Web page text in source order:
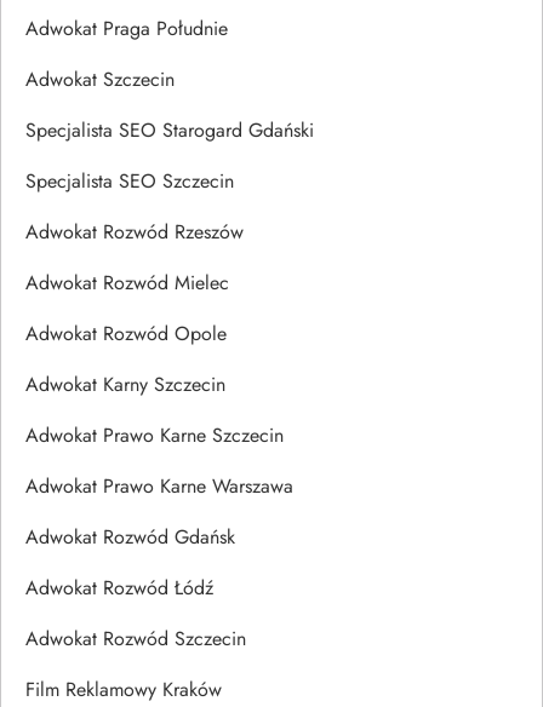
Adwokat Praga Południe
Adwokat Szczecin
Specjalista SEO Starogard Gdański
Specjalista SEO Szczecin
Adwokat Rozwód Rzeszów
Adwokat Rozwód Mielec
Adwokat Rozwód Opole
Adwokat Karny Szczecin
Adwokat Prawo Karne Szczecin
Adwokat Prawo Karne Warszawa
Adwokat Rozwód Gdańsk
Adwokat Rozwód Łódź
Adwokat Rozwód Szczecin
Film Reklamowy Kraków